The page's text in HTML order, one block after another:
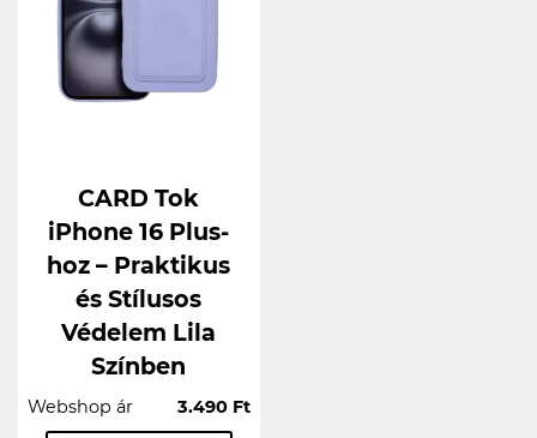
CARD Tok
iPhone 16 Plus-
hoz – Praktikus
és Stílusos
Védelem Lila
Színben
Webshop ár 3.490 Ft